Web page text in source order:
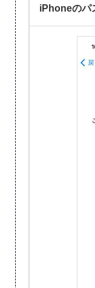
iPhoneのパ